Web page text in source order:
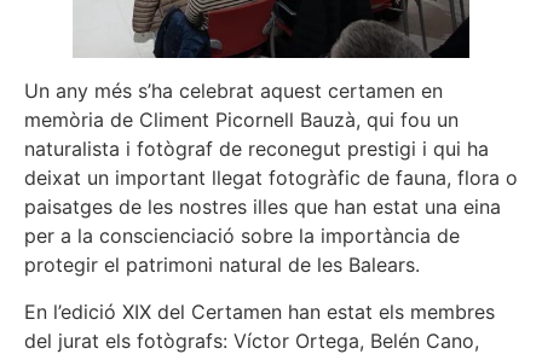
Un any més s’ha celebrat aquest certamen en
memòria de Climent Picornell Bauzà, qui fou un
naturalista i fotògraf de reconegut prestigi i qui ha
deixat un important llegat fotogràfic de fauna, flora o
paisatges de les nostres illes que han estat una eina
per a la conscienciació sobre la importància de
protegir el patrimoni natural de les Balears.
En l’edició XIX del Certamen han estat els membres
del jurat els fotògrafs: Víctor Ortega, Belén Cano,